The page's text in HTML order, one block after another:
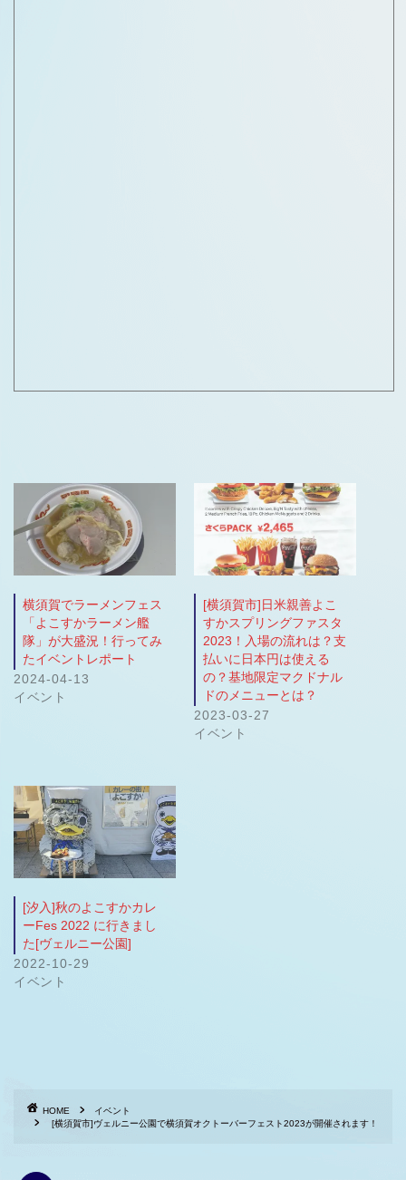
横須賀でラーメンフェス
「よこすかラーメン艦
隊」が大盛況！行ってみ
たイベントレポート
2024-04-13
イベント
[横須賀市]日米親善よこ
すかスプリングファスタ
2023！入場の流れは？支
払いに日本円は使える
の？基地限定マクドナル
ドのメニューとは？
2023-03-27
イベント
[汐入]秋のよこすかカレ
ーFes 2022 に行きまし
た[ヴェルニー公園]
2022-10-29
イベント
HOME
イベント
[横須賀市]ヴェルニー公園で横須賀オクトーバーフェスト2023が開催されます！